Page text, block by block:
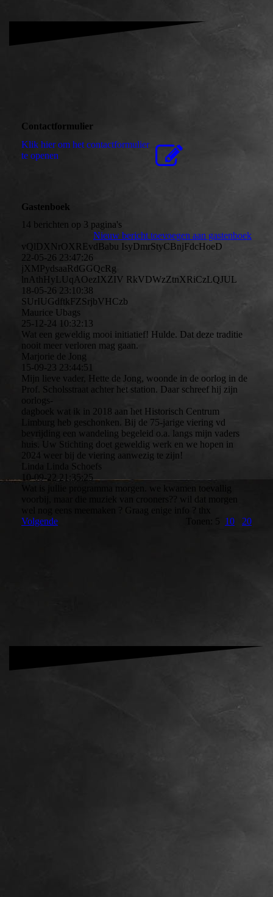
Contactformulier
Klik hier om het contactformulier
te openen
Gastenboek
14 berichten op 3 pagina's
Nieuw bericht toevoegen aan gastenboek
vQlDXNrOXREvdBabu IsyDmrStyCBnjFdcHoeD
22-05-26 23:47:26
jXMPydsaaRdGGQcRg
lnAthHyLUqAOezIXZIV RkVDWzZtnXRiCzLQJUL
18-05-26 23:10:38
SUrIUGdftkFZSrjbVHCzb
Maurice Ubags
25-12-24 10:32:13
Wat een geweldig mooi initiatief! Hulde. Dat deze traditie
nooit meer verloren mag gaan.
Marjorie de Jong
15-09-23 23:44:51
Mijn lieve vader, Hette de Jong, woonde in de oorlog in de
Prof. Scholsstraat achter het station. Daar schreef hij zijn
oorlogs-
dagboek wat ik in 2018 aan het Historisch Centrum
Limburg heb geschonken. Bij de 75-jarige viering vd
bevrijding een wandeling begeleid o.a. langs mijn vaders
huis. Uw Stichting doet geweldig werk en we hopen in
2024 weer bij de viering aanwezig te zijn!
Linda Linda Schoefs
10-09-22 21:35:25
Wat is jullie programma morgen. we kwamen toevallig
voorbij, maar die muziek van crooners?? wil dat morgen
wel nog eens meemaken ? Graag enige info ? thx
Volgende
10 20